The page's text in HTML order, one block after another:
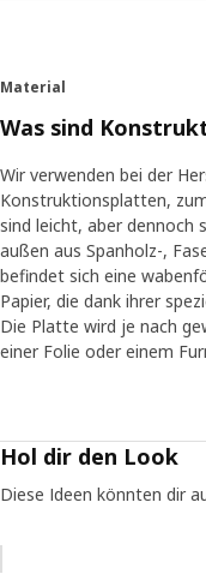
Material
Was sind
Wir verwenden bei der
Konstruktionsplatten,
sind leicht, aber dennoch
außen aus Spanholz-,
befindet sich eine
Papier, die dank ihrer
Die Platte wird je nach
einer Folie oder einem
Hol dir den Look
Diese Ideen könnten dir